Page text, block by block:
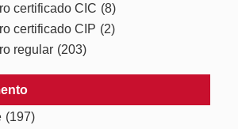
certificado CIC (8)
certificado CIP (2)
regular (203)
(197)